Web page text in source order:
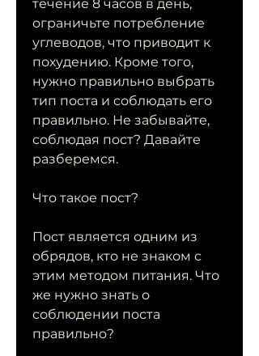
течение 8 часов в день,
ограничьте потребление
углеводов, что приводит к
похудению. Кроме того,
нужно правильно выбрать
тип поста и соблюдать его
правильно. Не забывайте,
соблюдая пост? Давайте
разберемся.
Что такое пост?
Пост является одним из
обрядов, кто не знаком с
этим методом питания. Что
же нужно знать о
соблюдении поста
правильно?